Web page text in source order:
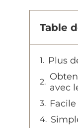
Table
Plus
avec